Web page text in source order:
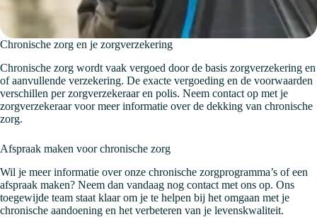
Chronische zorg en je zorgverzekering
Chronische zorg wordt vaak vergoed door de basis zorgverzekering en
of aanvullende verzekering. De exacte vergoeding en de voorwaarden
verschillen per zorgverzekeraar en polis. Neem contact op met je
zorgverzekeraar voor meer informatie over de dekking van chronische
zorg.
Afspraak maken voor chronische zorg
Wil je meer informatie over onze chronische zorgprogramma’s of een
afspraak maken? Neem dan vandaag nog contact met ons op. Ons
toegewijde team staat klaar om je te helpen bij het omgaan met je
chronische aandoening en het verbeteren van je levenskwaliteit.